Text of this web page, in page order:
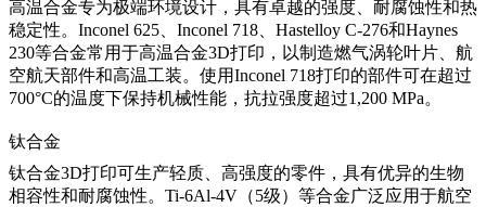
高温合金专为极端环境设计，具有卓越的强度、耐腐蚀性和热
稳定性。Inconel 625、Inconel 718、Hastelloy C-276和Haynes
230等合金常用于高温合金3D打印 ，以制造燃气涡轮叶片、航
空航天部件和高温工装。使用Inconel 718打印的部件可在超过
700°C的温度下保持机械性能，抗拉强度超过1,200 MPa。
钛合金
钛合金3D打印可生产轻质、高强度的零件，具有优异的生物
相容性和耐腐蚀性。Ti-6Al-4V（5级）等合金广泛应用于航空